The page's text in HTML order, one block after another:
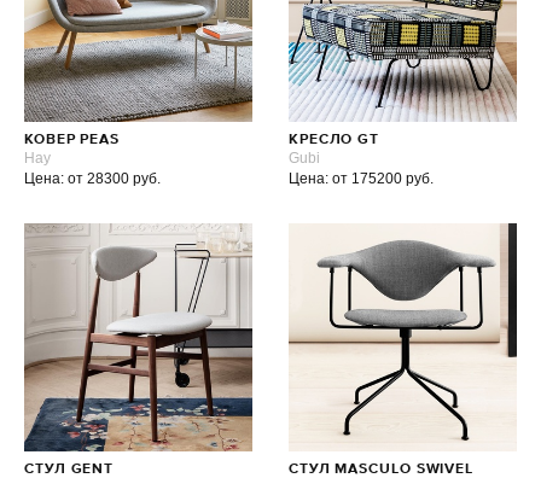
КОВЕР PEAS
Hay
Цена: от 28300 руб.
КРЕСЛО GT
Gubi
Цена: от 175200 руб.
СТУЛ GENT СТУЛ MASCULO SWIVEL